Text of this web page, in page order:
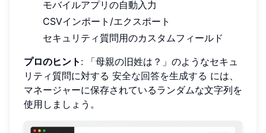
モバイルアプリの自動入力
CSVインポート/エクスポート
セキュリティ質問用のカスタムフィールド
プロのヒント : 「母親の旧姓は？」のようなセキュ
リティ質問に対する 安全な回答を生成する には、
マネージャーに保存されているランダムな文字列を
使用しましょう。